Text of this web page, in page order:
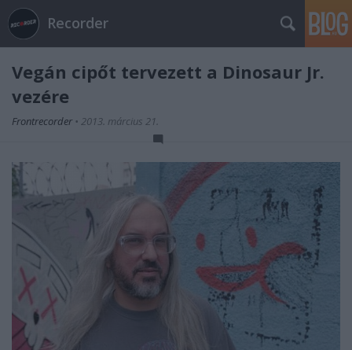
Recorder
Vegán cipőt tervezett a Dinosaur Jr.
vezére
Frontrecorder • 2013. március 21.